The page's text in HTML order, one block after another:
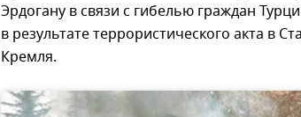
Эрдогану в связи с гибелью граждан
в результате террористического акта в
Кремля.